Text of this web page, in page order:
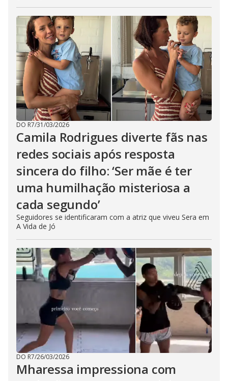
DO R7/31/03/2026
Camila Rodrigues diverte fãs nas
redes sociais após resposta
sincera do filho: ‘Ser mãe é ter
uma humilhação misteriosa a
cada segundo’
Seguidores se identificaram com a atriz que viveu Sera em
A Vida de Jó
DO R7/26/03/2026
Mharessa impressiona com